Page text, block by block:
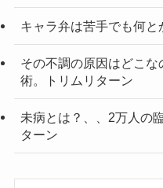
キャラ弁は苦手でも何
その不調の原因はどこ
術。トリムリターン
未病とは？、、2万人の
ターン